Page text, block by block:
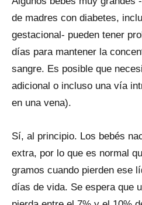
de madres con diabetes,
gestacional- pueden tener
días para mantener la
sangre. Es posible que
adicional o incluso una vía
en una vena).
Sí, al principio. Los bebés
extra, por lo que es normal
gramos cuando pierden ese
días de vida. Se espera que